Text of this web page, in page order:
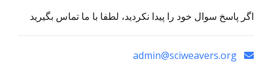
اگر پاسخ سوال خود را پیدا نکردید، لطفا با ما تماس بگیرید